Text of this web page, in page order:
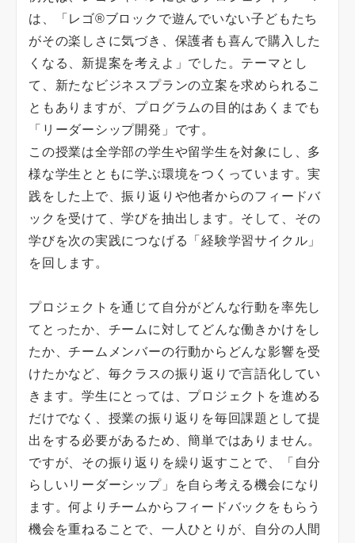
は、「レゴ®ブロックで遊んでいない子どもたち
がその楽しさに気づき、保護者も喜んで購入した
くなる、新提案を考えよ」でした。テーマとし
て、新たなビジネスプランの立案を求められるこ
ともありますが、プログラムの目的はあくまでも
「リーダーシップ開発」です。
この授業は全学部の学生や留学生を対象にし、多
様な学生とともに学ぶ環境をつくっています。実
践をした上で、振り返りや他者からのフィードバ
ックを受けて、学びを抽出します。そして、その
学びを次の実践につなげる「経験学習サイクル」
を回します。
プロジェクトを通じて自分がどんな行動を率先し
てとったか、チームに対してどんな働きかけをし
たか、チームメンバーの行動からどんな影響を受
けたかなど、毎クラスの振り返りで言語化してい
きます。学生にとっては、プロジェクトを進める
だけでなく、授業の振り返りを毎回課題として提
出をする必要があるため、簡単ではありません。
ですが、その振り返りを繰り返すことで、「自分
らしいリーダーシップ」を自ら考える機会になり
ます。何よりチームからフィードバックをもらう
機会を重ねることで、一人ひとりが、自分の人間